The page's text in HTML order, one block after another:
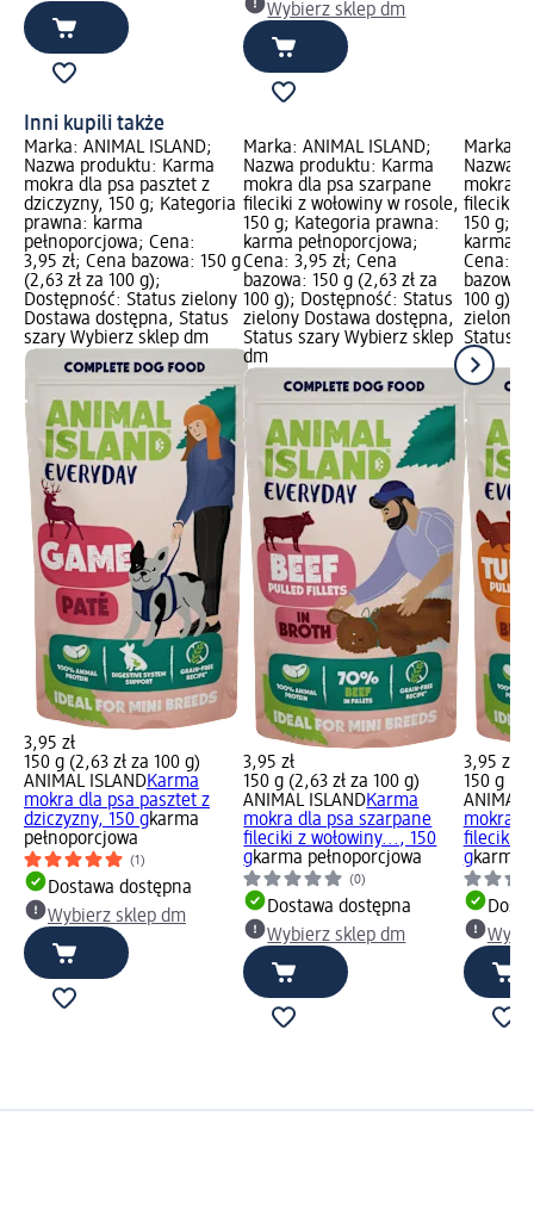
Wybierz sklep dm
Inni kupili także
Marka: ANIMAL ISLAND;
Nazwa produktu: Karma
mokra dla psa pasztet z
dziczyzny, 150 g; Kategoria
prawna: karma
pełnoporcjowa; Cena:
3,95 zł; Cena bazowa: 150 g
(2,63 zł za 100 g);
Dostępność: Status zielony
Dostawa dostępna, Status
szary Wybierz sklep dm
3,95 zł
150 g (2,63 zł za 100 g)
ANIMAL ISLANDKarma
mokra dla psa pasztet z
dziczyzny, 150 gkarma
pełnoporcjowa
(1)
Dostawa dostępna
Wybierz sklep dm
Marka: ANIMAL ISLAND;
Nazwa produktu: Karma
mokra dla psa szarpane
fileciki z wołowiny w rosole,
150 g; Kategoria prawna:
karma pełnoporcjowa;
Cena: 3,95 zł; Cena
bazowa: 150 g (2,63 zł za
100 g); Dostępność: Status
zielony Dostawa dostępna,
Status szary Wybierz sklep
dm
3,95 zł
150 g (2,63 zł za 100 g)
ANIMAL ISLANDKarma
mokra dla psa szarpane
fileciki z wołowiny..., 150
gkarma pełnoporcjowa
(0)
Dostawa dostępna
Wybierz sklep dm
Marka:
Nazwa
mokra
fileciki z
150 g;
karma
Cena:
bazowa:
100 g);
zielony
Status
dm
3,95 zł
150 g
ANIMAL
mokra
fileciki z
gkarma